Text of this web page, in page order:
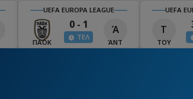
UEFA EUROPA LEAGUE
ΠΑΟΚ
0 - 1
ΤΕΛ
Ά
ΆΝΤ
UEFA
Τ
ΤΟΥ